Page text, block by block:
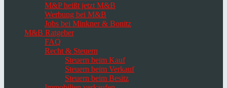
M&P heißt jetzt M&B
Werbung bei M&B
Jobs bei Minkner & Bonitz
M&B Ratgeber
FAQ
Recht & Steuern
Steuern beim Kauf
Steuern beim Verkauf
Steuern beim Besitz